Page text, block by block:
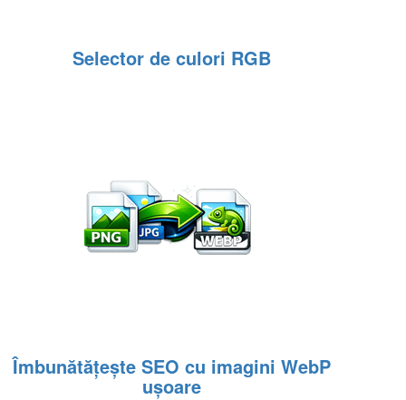
Selector de culori RGB
Îmbunătățește SEO cu imagini WebP
ușoare